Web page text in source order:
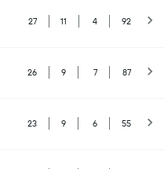
27 11 4 92
26 9 7 87
23 9 6 55